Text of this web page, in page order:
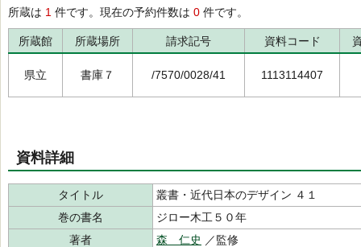
所蔵は 1 件です。現在の予約件数は 0 件です。
所蔵館 所蔵場所 請求記号 資料コード
県立 書庫７ /7570/0028/41 1113114407
資料詳細
タイトル
叢書・近代日本のデザイン ４１
巻の書名
ジロー木工５０年
著者
森 仁史 ／監修